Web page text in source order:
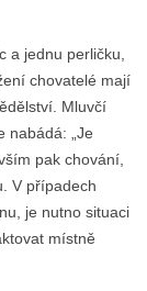
a jednu perličku,
chovatelé mají
Mluvčí
nabádá: „Je
pak chování,
V případech
je nutno situaci
místně